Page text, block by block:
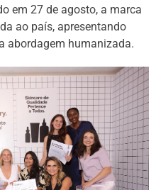
em 27 de agosto, a marca
ao país, apresentando
abordagem humanizada.